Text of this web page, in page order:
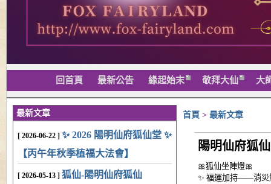
回首頁 最新公告 緣起始末 敬拜大仙 大
最新文章
[ 2026-06-22 ] ✨ 2026 陽明仙府狐仙堂 ✨
【丙午年秋季植福大法會】
[ 2026-05-13 ] 狐仙-陽明仙府狐仙
首頁 > 最新文章
陽明仙府狐
🎀狐仙坐陣燈🎀
✨ 福運加持——消災